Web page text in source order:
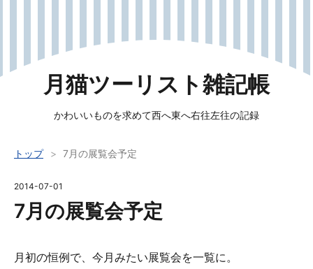
月猫ツーリスト雑記帳
かわいいものを求めて西へ東へ右往左往の記録
トップ > 7月の展覧会予定
2014-07-01
7月の展覧会予定
月初の恒例で、今月みたい展覧会を一覧に。